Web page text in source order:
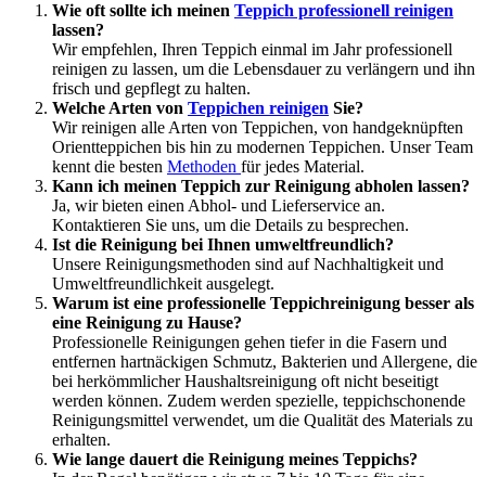
Wie oft sollte ich meinen Teppich professionell reinigen
lassen?
Wir empfehlen, Ihren Teppich einmal im Jahr professionell
reinigen zu lassen, um die Lebensdauer zu verlängern und ihn
frisch und gepflegt zu halten.
Welche Arten von Teppichen reinigen Sie?
Wir reinigen alle Arten von Teppichen, von handgeknüpften
Orientteppichen bis hin zu modernen Teppichen. Unser Team
kennt die besten Methoden für jedes Material.
Kann ich meinen Teppich zur Reinigung abholen lassen?
Ja, wir bieten einen Abhol- und Lieferservice an.
Kontaktieren Sie uns, um die Details zu besprechen.
Ist die Reinigung bei Ihnen umweltfreundlich?
Unsere Reinigungsmethoden sind auf Nachhaltigkeit und
Umweltfreundlichkeit ausgelegt.
Warum ist eine professionelle Teppichreinigung besser als
eine Reinigung zu Hause?
Professionelle Reinigungen gehen tiefer in die Fasern und
entfernen hartnäckigen Schmutz, Bakterien und Allergene, die
bei herkömmlicher Haushaltsreinigung oft nicht beseitigt
werden können. Zudem werden spezielle, teppichschonende
Reinigungsmittel verwendet, um die Qualität des Materials zu
erhalten.
Wie lange dauert die Reinigung meines Teppichs?